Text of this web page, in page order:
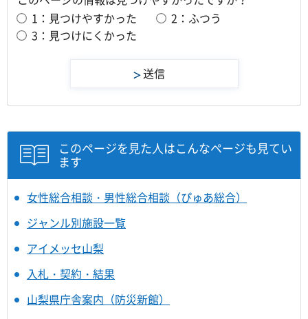
1：見つけやすかった
2：ふつう
3：見つけにくかった
このページを見た人はこんなページも見てい
ます
女性総合相談・男性総合相談（ぴゅあ総合）
ジャンル別施設一覧
アイメッセ山梨
入札・契約・結果
山梨県庁舎案内（防災新館）